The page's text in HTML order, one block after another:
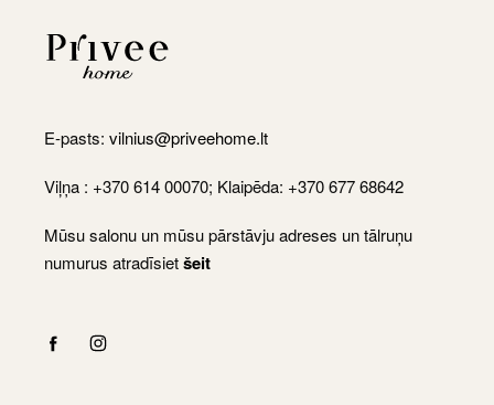
E-pasts: vilnius@priveehome.lt
Viļņa : +370 614 00070; Klaipēda: +370 677 68642
Mūsu salonu un mūsu pārstāvju adreses un tālruņu
numurus atradīsietšeit